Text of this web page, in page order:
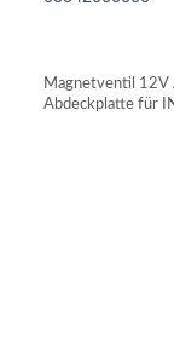
Magnetventil 12V
Abdeckplatte für